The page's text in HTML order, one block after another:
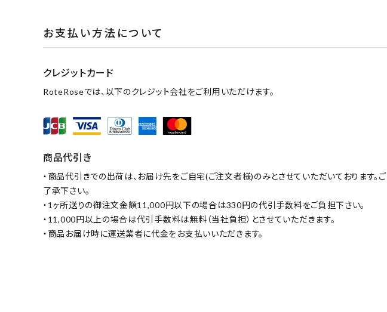
お支払い方法について
クレジットカード
RoteRoseでは、以下のクレジット会社をご利用いただけます。
商品代引き
・商品代引きでの出荷は、お届け先をご自宅(ご注文者様)のみとさせていただいております。ご
了承下さい。
・1ヶ所送りの御注文金額11,000円以下の場合は330円の代引手数料をご負担下さい。
・11,000円以上の場合は代引手数料は無料（当社負担）とさせていただきます。
・商品お届け時に運送業者に代金をお支払いいただきます。